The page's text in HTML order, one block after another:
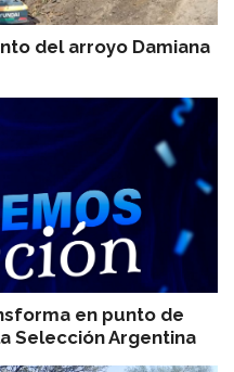
del arroyo Damiana
en punto de
Selección Argentina